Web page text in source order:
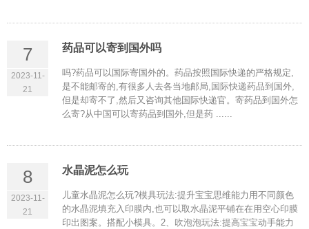
7
2023-11-
21
药品可以寄到国外吗
吗?药品可以国际寄国外的。药品按照国际快递的严格规定,
是不能邮寄的,有很多人去各当地邮局,国际快递药品到国外,
但是却寄不了,然后又咨询其他国际快递官。寄药品到国外怎
么寄?从中国可以寄药品到国外,但是药 ......
8
2023-11-
21
水晶泥怎么玩
儿童水晶泥怎么玩?模具玩法:提升宝宝思维能力用不同颜色
的水晶泥填充入印膜内,也可以取水晶泥平铺在在用空心印膜
印出图案。搭配小模具。2、吹泡泡玩法:提高宝宝动手能力